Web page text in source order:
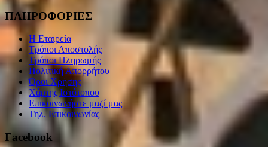
ΠΛΗΡΟΦΟΡΙΕΣ
Η Εταιρεία
Τρόποι Αποστολής
Τρόποι Πληρωμής
Πολιτική Απορρήτου
Όροι Χρήσης
Χάρτης Ιστότοπου
Επικοινωνήστε μαζί μας
Τηλ. Επικοινωνίας
Facebook